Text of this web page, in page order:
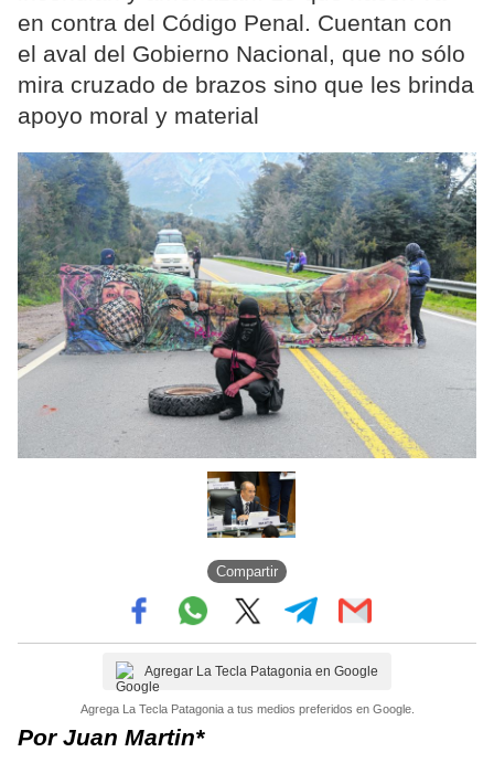
en contra del Código Penal. Cuentan con
el aval del Gobierno Nacional, que no sólo
mira cruzado de brazos sino que les brinda
apoyo moral y material
Compartir
Agregar La Tecla Patagonia en Google
Agrega La Tecla Patagonia a tus medios preferidos en Google.
Por Juan Martin*